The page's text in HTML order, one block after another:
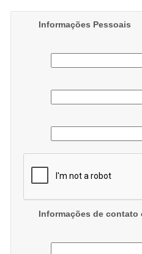
Informações Pessoais
Informações de contato